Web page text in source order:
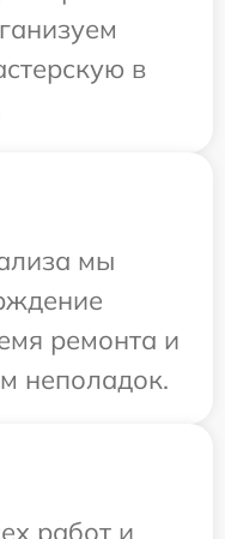
в
мы
ремонта и
неполадок.
работ и